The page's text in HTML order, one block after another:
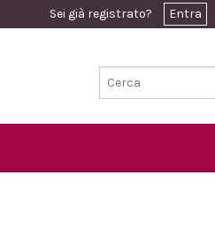
Sei già registrato? Entra